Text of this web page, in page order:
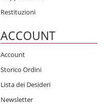
Restituzioni
ACCOUNT
Account
Storico Ordini
Lista dei Desideri
Newsletter